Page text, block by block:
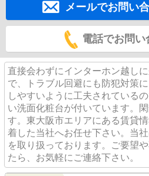
メールでお問い
電話でお問い
直接会わずにインターホン越し
で、トラブル回避にも防犯対策
しやすいように工夫されている
い洗面化粧台が付いています。
す。東大阪市エリアにある賃貸
着した当社へお任せ下さい。当
を取り扱っております。ご要望
たら、お気軽にご連絡下さい。